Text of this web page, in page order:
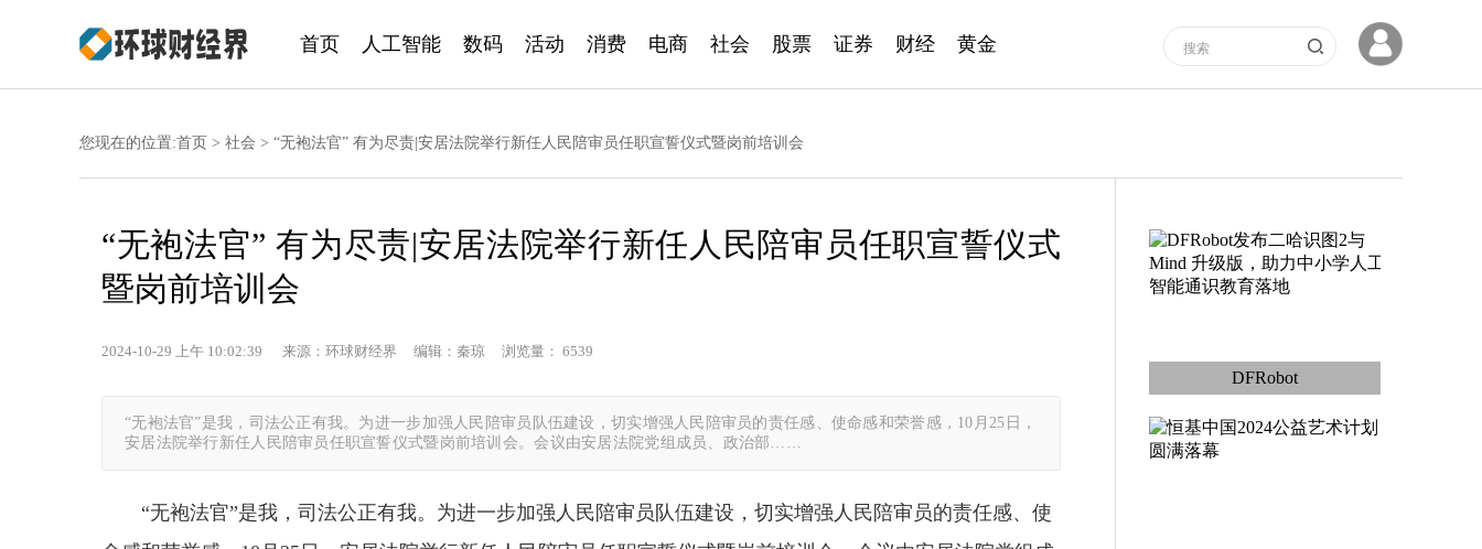
首页 人工智能 数码 活动 消费 电商 社会 股票 证券 财经 黄金
您现在的位置:首页 > 社会 > “无袍法官” 有为尽责|安居法院举行新任人民陪审员任职宣誓仪式暨岗前培训会
“无袍法官” 有为尽责|安居法院举行新任人民陪审员任职宣誓仪式
暨岗前培训会
2024-10-29 上午 10:02:39 来源：环球财经界 编辑：秦琼 浏览量： 6539
“无袍法官”是我，司法公正有我。为进一步加强人民陪审员队伍建设，切实增强人民陪审员的责任感、使命感和荣誉感，10月25日，
安居法院举行新任人民陪审员任职宣誓仪式暨岗前培训会。会议由安居法院党组成员、政治部……
“无袍法官”是我，司法公正有我。为进一步加强人民陪审员队伍建设，切实增强人民陪审员的责任感、使
DFRobot